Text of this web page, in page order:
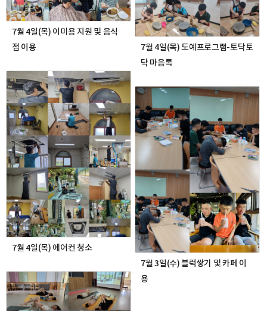
7월 4일(목) 이미용 지원 및 음식
점 이용
7월 4일(목) 도예프로그램-토닥토
닥 마음톡
7월 4일(목) 에어컨 청소
7월 3일(수) 블럭쌓기 및 카페 이
용